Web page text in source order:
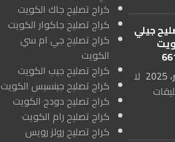
جيلي
لا
كراج تصليح جاك الكويت
كراج تصليح جاكوار الكويت
كراج تصليح جي ام سي
الكويت
كراج تصليح جيب الكويت
كراج تصليح جينسيس الكويت
كراج تصليح دودج الكويت
كراج تصليح رام الكويت
كراج تصليح رولز رويس